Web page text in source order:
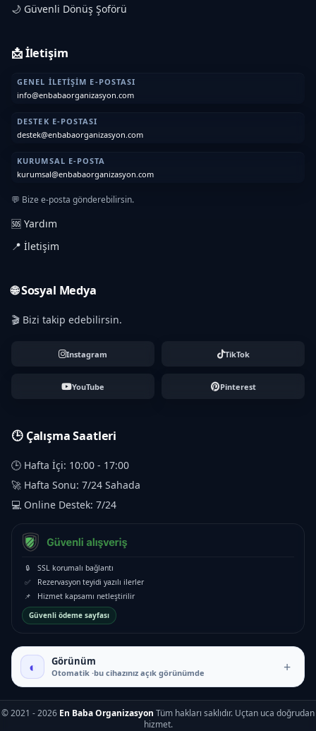
🌙 Güvenli Dönüş Şoförü
📩 İletişim
GENEL İLETIŞIM E-POSTASI
info@enbabaorganizasyon.com
DESTEK E-POSTASI
destek@enbabaorganizasyon.com
KURUMSAL E-POSTA
kurumsal@enbabaorganizasyon.com
💬 Bize e-posta gönderebilirsin.
🆘 Yardım
📍 İletişim
🌐 Sosyal Medya
🎬 Bizi takip edebilirsin.
Instagram TikTok
YouTube Pinterest
🕒 Çalışma Saatleri
🕒 Hafta İçi: 10:00 - 17:00
🚀 Hafta Sonu: 7/24 Sahada
💻 Online Destek: 7/24
🔒
SSL korumalı bağlantı
✅
Rezervasyon teyidi yazılı ilerler
📌
Hizmet kapsamı netleştirilir
Güvenli ödeme sayfası
◐ Görünüm
Otomatik ·bu cihazınız açık görünümde +
© 2021 - 2026 En Baba Organizasyon Tüm hakları saklıdır. Uçtan uca doğrudan
hizmet.
₺5.500 – ₺13.500